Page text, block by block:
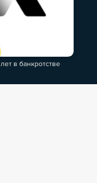
лет в банкротстве